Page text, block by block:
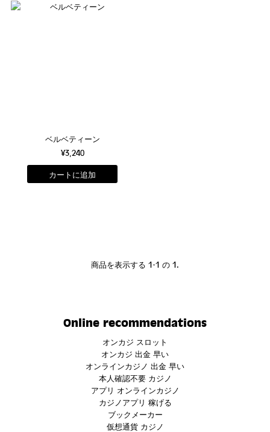
ベルベティーン
¥3,240
商品を表示する 1-1 の 1.
Online recommendations
オンカジ スロット
オンカジ 出金 早い
オンラインカジノ 出金 早い
本人確認不要 カジノ
アプリ オンラインカジノ
カジノアプリ 稼げる
ブックメーカー
仮想通貨 カジノ